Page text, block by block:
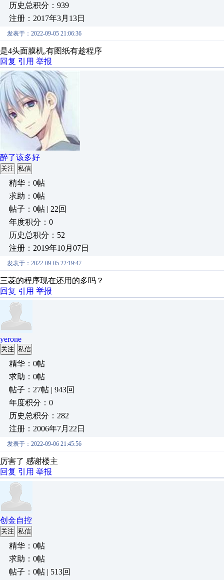
历史总积分：939
注册：2017年3月13日
发表于：2022-09-05 21:06:36
是4头面膜机,有图纸有趁程序
回复 引用 举报
醉了该多好
关注 私信
精华：0帖
求助：0帖
帖子：0帖 | 22回
年度积分：0
历史总积分：52
注册：2019年10月07日
发表于：2022-09-05 22:19:47
三菱的程序现在还用的多吗？
回复 引用 举报
yerone
关注 私信
精华：0帖
求助：0帖
帖子：27帖 | 943回
年度积分：0
历史总积分：282
注册：2006年7月22日
发表于：2022-09-06 21:45:56
厉害了 感谢楼主
回复 引用 举报
创金自控
关注 私信
精华：0帖
求助：0帖
帖子：0帖 | 513回